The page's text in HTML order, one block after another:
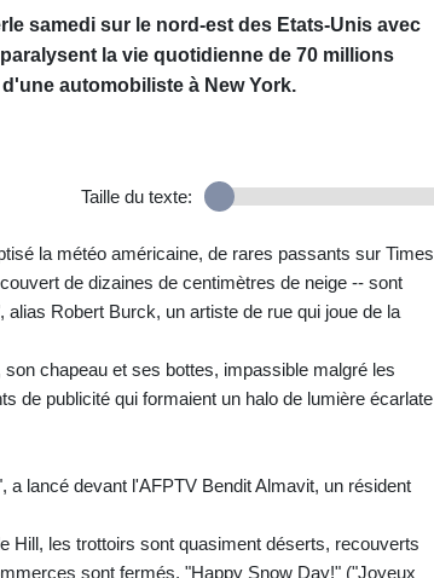
samedi sur le nord-est des Etats-Unis avec
la vie quotidienne de 70 millions
automobiliste à New York.
Taille du texte:
la météo américaine, de rares passants sur Times
de dizaines de centimètres de neige -- sont
Robert Burck, un artiste de rue qui joue de la
chapeau et ses bottes, impassible malgré les
de publicité qui formaient un halo de lumière écarlate
a lancé devant l'AFPTV Bendit Almavit, un résident
Hill, les trottoirs sont quasiment déserts, recouverts
sont fermés. "Happy Snow Day!" ("Joyeux